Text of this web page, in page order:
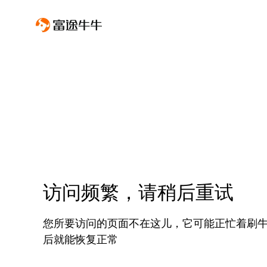
访问频繁，请稍后重试
您所要访问的页面不在这儿，它可能正忙着刷
后就能恢复正常